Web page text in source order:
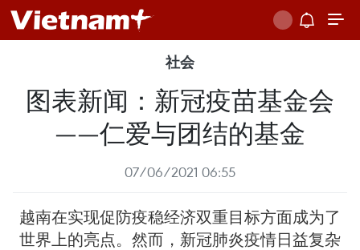
社会
图表新闻：新冠疫苗基金会
——仁爱与团结的基金
07/06/2021 06:55
越南在实现促防疫稳经济双重目标方面成为了
世界上的亮点。然而，新冠肺炎疫情日益复杂